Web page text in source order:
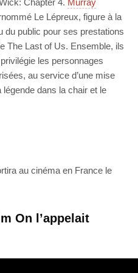
Chapter 4. Murray
Le Lépreux, figure à la
du public pour ses prestations
The Last of Us. Ensemble, ils
les personnages
au service d’une mise
dans la chair et le
au cinéma en France le
On l’appelait